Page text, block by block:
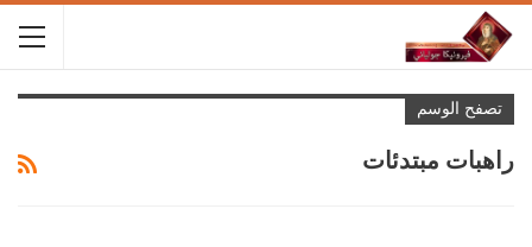
تصفح الوسم
راهبات مبتدئات